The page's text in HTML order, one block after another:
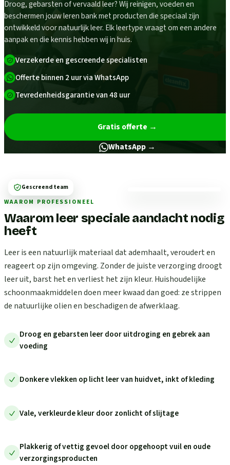
Droog, gebarsten of vervaald leer? Wij reinigen, voeden en
beschermen jouw leren bank met producten die speciaal zijn
ontwikkeld voor natuurlijk leer. Elk leertype vraagt om een andere
aanpak en die kennis hebben wij in huis.
Verzekerde en gescreende specialisten
Offerte binnen 2 uur via WhatsApp
Tevredenheidsgarantie van 48 uur
Gratis offerte →
WhatsApp →
WAAROM PROFESSIONEEL
Waarom leer speciale aandacht nodig
heeft
Leer is een natuurlijk materiaal dat ademhaalt, veroudert en
reageert op zijn omgeving. Zonder de juiste verzorging droogt
leer uit, barst het en verliest het zijn kleur. Huishoudelijke
schoonmaakmiddelen doen meer kwaad dan goed: ze strippen
de natuurlijke olien en beschadigen de afwerklaag.
Droog en gebarsten leer door uitdroging en gebrek aan
voeding
Donkere vlekken op licht leer van huidvet, inkt of kleding
Vale, verkleurde kleur door zonlicht of slijtage
Plakkerig of vettig gevoel door opgehoopt vuil en oude
verzorgingsproducten
Gescreend team